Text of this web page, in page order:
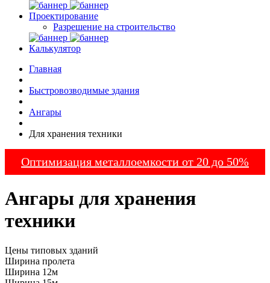
Проектирование
Разрешение на строительство
Калькулятор
Главная
Быстровозводимые здания
Ангары
Для хранения техники
Оптимизация металлоемкости от 20 до 50%
Ангары для хранения
техники
Цены типовых зданий
Ширина пролета
Ширина 12м